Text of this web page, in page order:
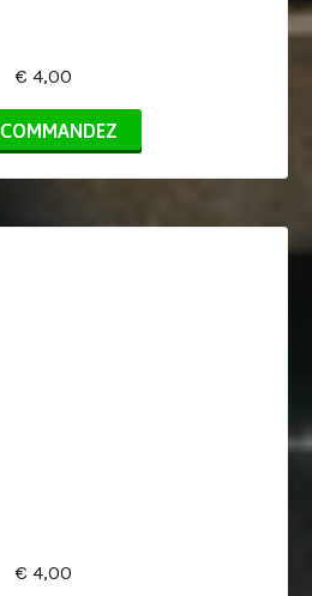
€ 4,00
COMMANDEZ
€ 4,00